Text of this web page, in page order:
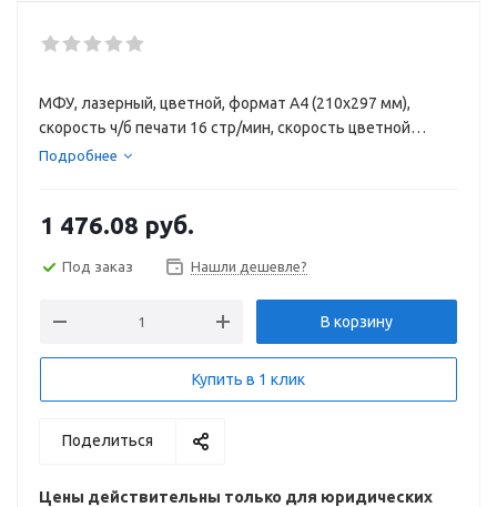
МФУ, лазерный, цветной, формат A4 (210x297 мм),
скорость ч/б печати 16 стр/мин, скорость цветной
печати 16 стр/мин, разрешение 600 dpi, LAN
Подробнее
1 476.08 руб.
Под заказ Нашли дешевле?
В корзину
Купить в 1 клик
Поделиться
Цены действительны только для юридических